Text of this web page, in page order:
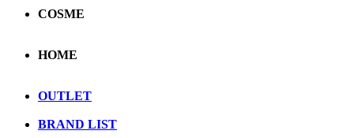
COSME
HOME
OUTLET
BRAND LIST